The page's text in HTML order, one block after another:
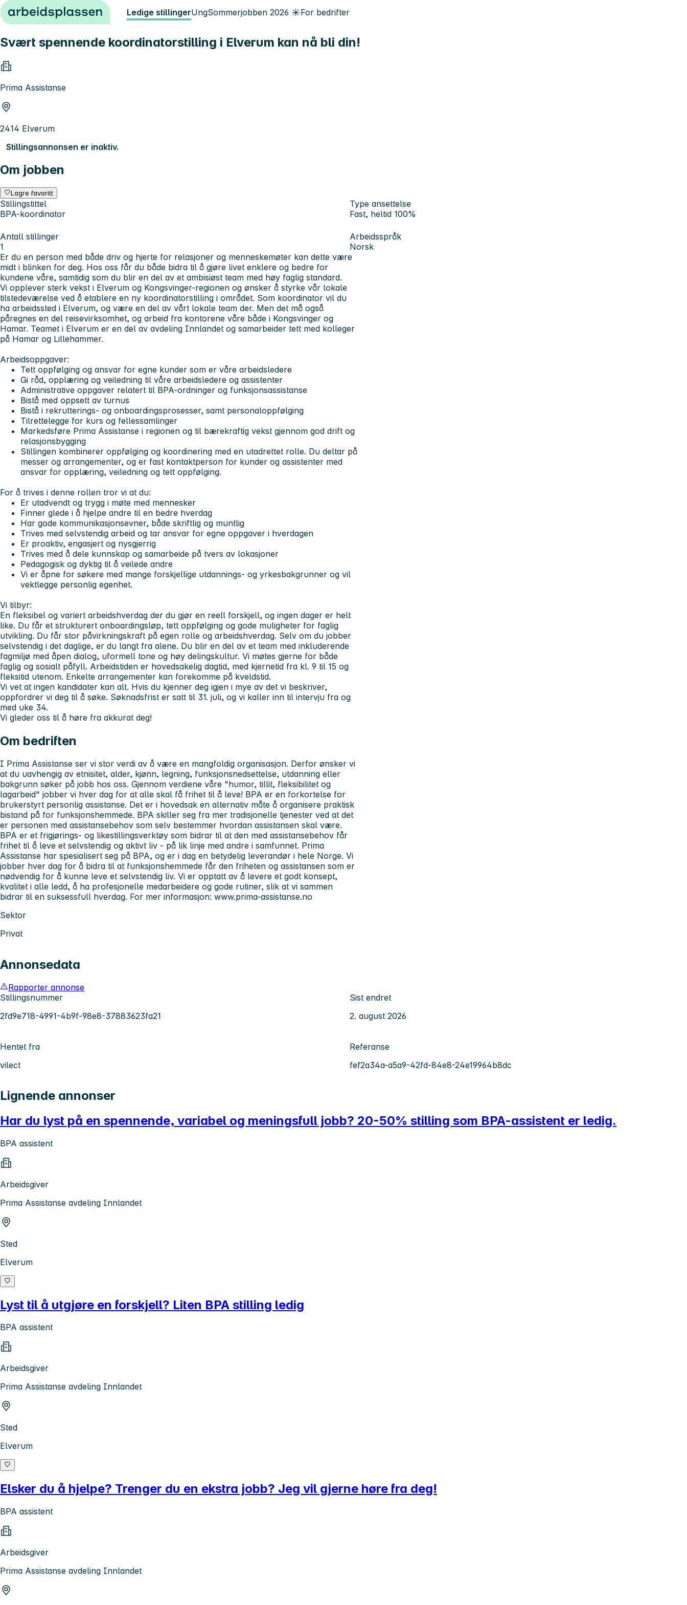
Hopp til innhold Ledige stillingerUngSommerjobben 2026 ☀️For bedrifter
Svært spennende koordinatorstilling i Elverum kan nå bli din!
Prima Assistanse
2414 Elverum
Stillingsannonsen er inaktiv.
Om jobben
Lagre favoritt
Stillingstittel
BPA-koordinator
Type ansettelse
Fast, heltid 100%
Antall stillinger
1
Arbeidsspråk
Norsk
Er du en person med både driv og hjerte for relasjoner og menneskemøter kan dette være
midt i blinken for deg. Hos oss får du både bidra til å gjøre livet enklere og bedre for
kundene våre, samtidig som du blir en del av et ambisiøst team med høy faglig standard.
Vi opplever sterk vekst i Elverum og Kongsvinger-regionen og ønsker å styrke vår lokale
tilstedeværelse ved å etablere en ny koordinatorstilling i området. Som koordinator vil du
ha arbeidssted i Elverum, og være en del av vårt lokale team der. Men det må også
påregnes en del reisevirksomhet, og arbeid fra kontorene våre både i Kongsvinger og
Hamar. Teamet i Elverum er en del av avdeling Innlandet og samarbeider tett med kolleger
på Hamar og Lillehammer.
Arbeidsoppgaver:
Tett oppfølging og ansvar for egne kunder som er våre arbeidsledere
Gi råd, opplæring og veiledning til våre arbeidsledere og assistenter
Administrative oppgaver relatert til BPA-ordninger og funksjonsassistanse
Bistå med oppsett av turnus
Bistå i rekrutterings- og onboardingsprosesser, samt personaloppfølging
Tilrettelegge for kurs og fellessamlinger
Markedsføre Prima Assistanse i regionen og til bærekraftig vekst gjennom god drift og
relasjonsbygging
Stillingen kombinerer oppfølging og koordinering med en utadrettet rolle. Du deltar på
messer og arrangementer, og er fast kontaktperson for kunder og assistenter med
ansvar for opplæring, veiledning og tett oppfølging.
For å trives i denne rollen tror vi at du:
Er utadvendt og trygg i møte med mennesker
Finner glede i å hjelpe andre til en bedre hverdag
Har gode kommunikasjonsevner, både skriftlig og muntlig
Trives med selvstendig arbeid og tar ansvar for egne oppgaver i hverdagen
Er proaktiv, engasjert og nysgjerrig
Trives med å dele kunnskap og samarbeide på tvers av lokasjoner
Pedagogisk og dyktig til å veilede andre
Vi er åpne for søkere med mange forskjellige utdannings- og yrkesbakgrunner og vil
vektlegge personlig egenhet.
Vi tilbyr:
En fleksibel og variert arbeidshverdag der du gjør en reell forskjell, og ingen dager er helt
like. Du får et strukturert onboardingsløp, tett oppfølging og gode muligheter for faglig
utvikling. Du får stor påvirkningskraft på egen rolle og arbeidshverdag. Selv om du jobber
selvstendig i det daglige, er du langt fra alene. Du blir en del av et team med inkluderende
fagmiljø med åpen dialog, uformell tone og høy delingskultur. Vi møtes gjerne for både
faglig og sosialt påfyll. Arbeidstiden er hovedsakelig dagtid, med kjernetid fra kl. 9 til 15 og
fleksitid utenom. Enkelte arrangementer kan forekomme på kveldstid.
Vi vet at ingen kandidater kan alt. Hvis du kjenner deg igjen i mye av det vi beskriver,
oppfordrer vi deg til å søke. Søknadsfrist er satt til 31. juli, og vi kaller inn til intervju fra og
med uke 34.
Vi gleder oss til å høre fra akkurat deg!
Om bedriften
I Prima Assistanse ser vi stor verdi av å være en mangfoldig organisasjon. Derfor ønsker vi
at du uavhengig av etnisitet, alder, kjønn, legning, funksjonsnedsettelse, utdanning eller
bakgrunn søker på jobb hos oss. Gjennom verdiene våre "humor, tillit, fleksibilitet og
lagarbeid" jobber vi hver dag for at alle skal få frihet til å leve! BPA er en forkortelse for
brukerstyrt personlig assistanse. Det er i hovedsak en alternativ måte å organisere praktisk
bistand på for funksjonshemmede. BPA skiller seg fra mer tradisjonelle tjenester ved at det
er personen med assistansebehov som selv bestemmer hvordan assistansen skal være.
BPA er et frigjørings- og likestillingsverktøy som bidrar til at den med assistansebehov får
frihet til å leve et selvstendig og aktivt liv - på lik linje med andre i samfunnet. Prima
Assistanse har spesialisert seg på BPA, og er i dag en betydelig leverandør i hele Norge. Vi
jobber hver dag for å bidra til at funksjonshemmede får den friheten og assistansen som er
nødvendig for å kunne leve et selvstendig liv. Vi er opptatt av å levere et godt konsept,
kvalitet i alle ledd, å ha profesjonelle medarbeidere og gode rutiner, slik at vi sammen
bidrar til en suksessfull hverdag. For mer informasjon: www.prima-assistanse.no
Sektor
Privat
Annonsedata
Rapporter annonse
Stillingsnummer
2fd9e718-4991-4b9f-98e8-37883623fa21
Sist endret
2. august 2026
Hentet fra
vilect
Referanse
fef2a34a-a5a9-42fd-84e8-24e19964b8dc
Lignende annonser
Har du lyst på en spennende, variabel og meningsfull jobb? 20-50% stilling som BPA-assistent er ledig.
BPA assistent
Arbeidsgiver
Prima Assistanse avdeling Innlandet
Sted
Elverum
Lyst til å utgjøre en forskjell? Liten BPA stilling ledig
BPA assistent
Arbeidsgiver
Prima Assistanse avdeling Innlandet
Sted
Elverum
Elsker du å hjelpe? Trenger du en ekstra jobb? Jeg vil gjerne høre fra deg!
BPA assistent
Arbeidsgiver
Prima Assistanse avdeling Innlandet